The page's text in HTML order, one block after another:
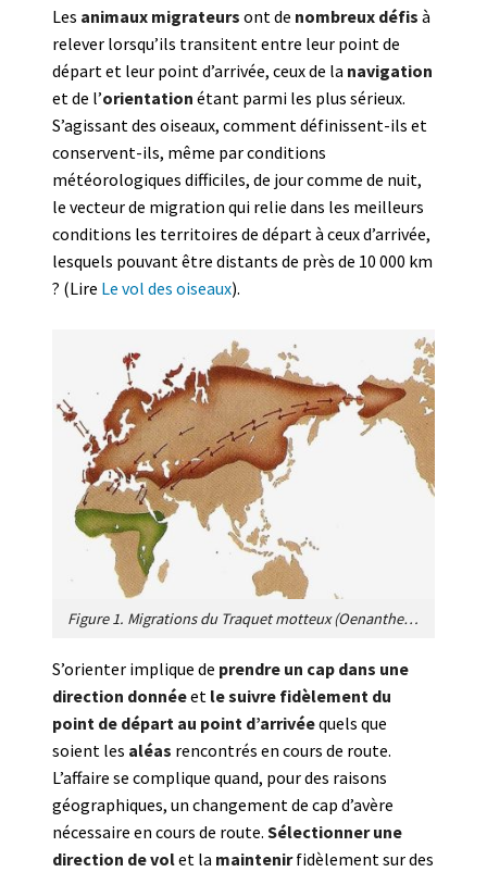
Les animaux migrateurs ont de nombreux défis à
relever lorsqu’ils transitent entre leur point de
départ et leur point d’arrivée, ceux de la navigation
et de l’orientation étant parmi les plus sérieux.
S’agissant des oiseaux, comment définissent-ils et
conservent-ils, même par conditions
météorologiques difficiles, de jour comme de nuit,
le vecteur de migration qui relie dans les meilleurs
conditions les territoires de départ à ceux d’arrivée,
lesquels pouvant être distants de près de 10 000 km
? (Lire Le vol des oiseaux).
Figure 1. Migrations du Traquet motteux (Oenanthe oenanthe
S’orienter implique de prendre un cap dans une
direction donnéeet le suivre fidèlement du
point de départ au point d’arrivéequels que
soient les aléas rencontrés en cours de route.
L’affaire se complique quand, pour des raisons
géographiques, un changement de cap d’avère
nécessaire en cours de route. Sélectionner une
direction de volet la maintenirfidèlement sur des